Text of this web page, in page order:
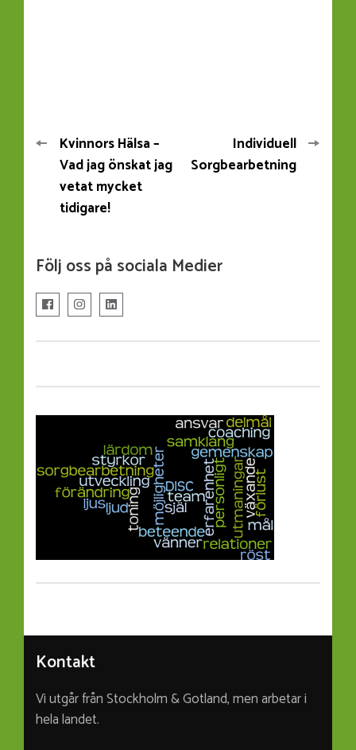
Inläggsnavigering
Kvinnors Hälsa –
Vad jag önskat jag
vetat mycket
tidigare!
Individuell
Sorgbearbetning
Följ oss på sociala Medier
Kontakt
Vi utgår från Stockholm & Gotland, men arbetar i
hela landet.